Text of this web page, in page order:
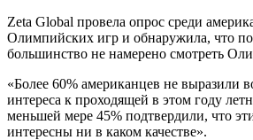
Zeta Global провела опрос среди
Олимпийских игр и обнаружила, что
большинство не намерено смотреть
«Более 60% американцев не выразили
интереса к проходящей в этом году
меньшей мере 45% подтвердили, что
интересны ни в каком качестве».